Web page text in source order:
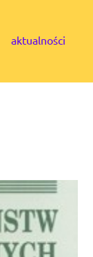
aktualności